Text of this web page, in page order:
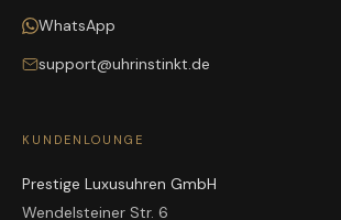
WhatsApp
support@uhrinstinkt.de
KUNDENLOUNGE
Prestige Luxusuhren GmbH
Wendelsteiner Str. 6